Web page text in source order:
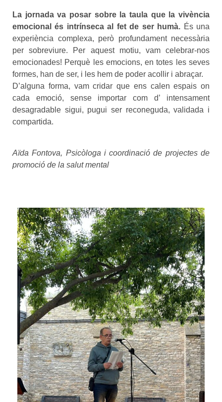
La jornada va posar sobre la taula que la vivència
emocional és intrínseca al fet de ser humà. És una
experiència complexa, però profundament necessària
per sobreviure. Per aquest motiu, vam celebrar-nos
emocionades! Perquè les emocions, en totes les seves
formes, han de ser, i les hem de poder acollir i abraçar.
D’alguna forma, vam cridar que ens calen espais on
cada emoció, sense importar com d’ intensament
desagradable sigui, pugui ser reconeguda, validada i
compartida.
Aïda Fontova, Psicòloga i coordinació de projectes de
promoció de la salut mental